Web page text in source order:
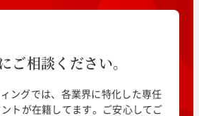
ご相談ください。
ングでは、各業界に特化した専任
トが在籍してます。ご安心してご